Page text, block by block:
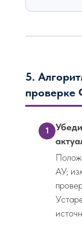
5.
1
АУ;